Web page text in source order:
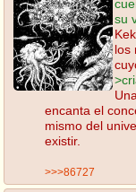
su
los
encanta el
mismo del
existir.
>>>86727